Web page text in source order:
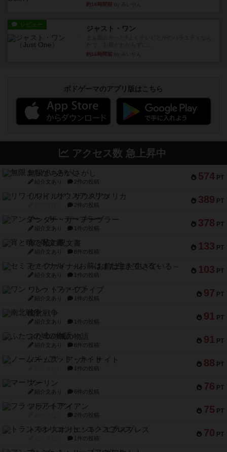
約16時間前
レビュー ジャスト・ワン
約16時間前
ボドゲーマのアプリ版はこちら
アクセス数 急上昇中
574 PT
無限まちがいさがし
紹介文あり 2件の投稿
389 PT
リワイルド：サウスアメリカ
2件の投稿
378 PT
アンダー・ザ・テーブラー
紹介文あり 1件の投稿
133 PT
宵と暁の呪文書
紹介文あり 8件の投稿
103 PT
セミファイナル ～お前はまだ生きている～
紹介文あり 1件の投稿
97 PT
ワン・トゥ・ファイブ
紹介文あり 1件の投稿
91 PT
南北戦争
紹介文あり 1件の投稿
91 PT
ふたつの城の物語
紹介文あり 6件の投稿
88 PT
ノームズ・アット・ナイト
1件の投稿
76 PT
マーリン
紹介文あり 6件の投稿
75 PT
フラットアイアン
2件の投稿
70 PT
トランスオリエント・エクスプレス
1件の投稿